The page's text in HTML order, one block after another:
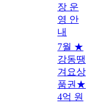
장 운
영 안
내
7월 ★
강동땡
겨요상
품권★
4억 원